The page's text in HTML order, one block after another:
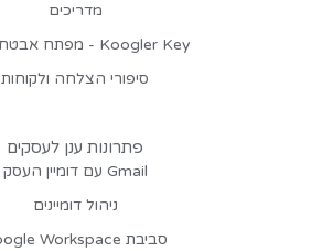
פתרונות ענן לעסקים
Gmail עם דומיין העסק
ניהול דומיינים
סביבת Google Workspace
מדריכים
Koogler Key - מפתח אבטחה פיזי
סיפורי הצלחה ולקוחות